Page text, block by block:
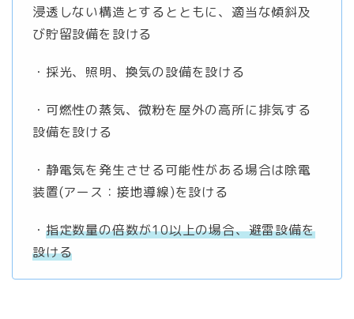
浸透しない構造とするとともに、適当な傾斜及
び貯留設備を設ける
・採光、照明、換気の設備を設ける
・可燃性の蒸気、微粉を屋外の高所に排気する
設備を設ける
・静電気を発生させる可能性がある場合は除電
装置(アース：接地導線)を設ける
・ 指定数量の倍数が10以上の場合、避雷設備を
設ける